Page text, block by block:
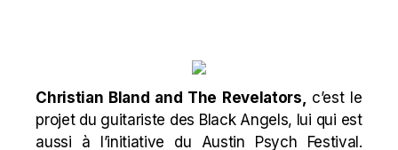
Christian Bland and The Revelators, c’est le
projet du guitariste des Black Angels, lui qui est
aussi à l’initiative du Austin Psych Festival.